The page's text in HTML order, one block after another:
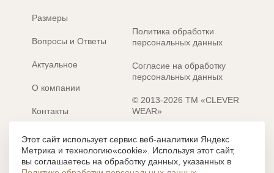
Размеры
Вопросы и Ответы
Актуальное
О компании
Контакты
Электронные каталоги
Политика обработки
персональных данных
Согласие на обработку
персональных данных
© 2013-2026 ТМ «CLEVER
WEAR»
Разработка сайта: MACHAON
Все содержание, представленное или отраженное на сайте
https://clever-style.ru, включая, но не ограничиваясь, текстом,
Этот сайт использует сервис веб-аналитики Яндекс
Метрика и технологию«cookie». Используя этот сайт,
вы соглашаетесь на обработку данных, указанных в